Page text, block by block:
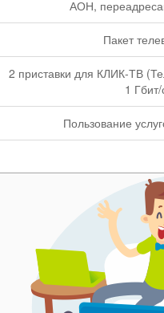
АОН,
Пакет
2 приставки для КЛИК-ТВ
1
Пользование